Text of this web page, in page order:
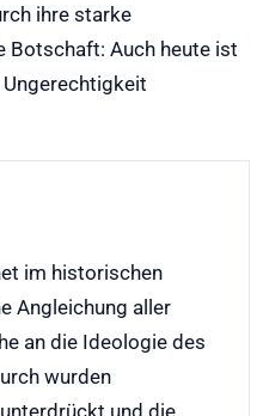
ihre starke
Botschaft: Auch heute ist
im historischen
Angleichung aller
an die Ideologie des
wurden